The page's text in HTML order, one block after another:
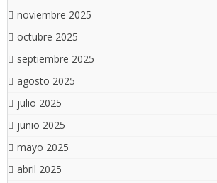
noviembre 2025
octubre 2025
septiembre 2025
agosto 2025
julio 2025
junio 2025
mayo 2025
abril 2025